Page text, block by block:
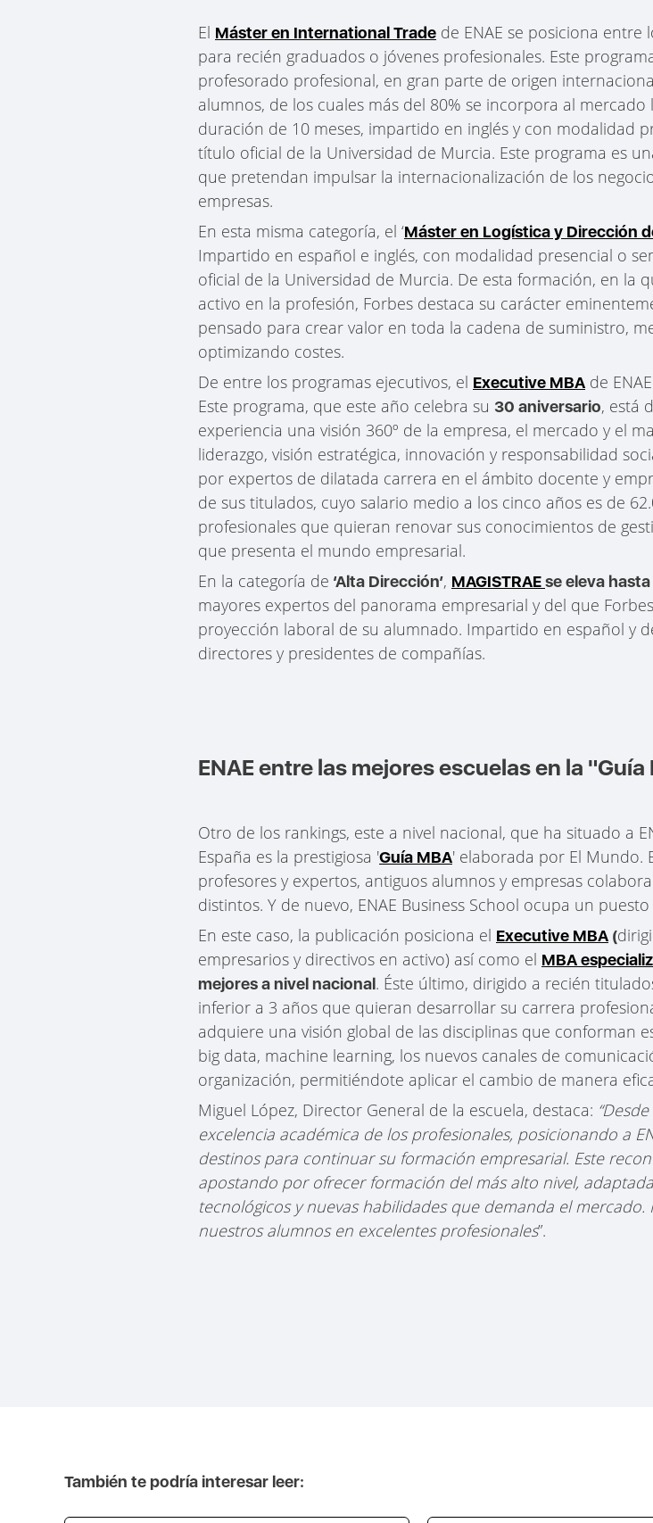
El Máster en International Trade de ENAE se posiciona entre
para recién graduados o jóvenes profesionales. Este
profesorado profesional, en gran parte de origen
alumnos, de los cuales más del 80% se incorpora al
duración de 10 meses, impartido en inglés y con modalidad
título oficial de la Universidad de Murcia. Este programa es
que pretendan impulsar la internacionalización de los
empresas.
En esta misma categoría, el ‘Máster en Logística y Dirección
Impartido en español e inglés, con modalidad presencial o
oficial de la Universidad de Murcia. De esta formación, en la
activo en la profesión, Forbes destaca su carácter
pensado para crear valor en toda la cadena de suministro,
optimizando costes.
De entre los programas ejecutivos, el Executive MBA de
Este programa, que este año celebra su 30 aniversario, está
experiencia una visión 360º de la empresa, el mercado y el
liderazgo, visión estratégica, innovación y responsabilidad
por expertos de dilatada carrera en el ámbito docente y
de sus titulados, cuyo salario medio a los cinco años es de
profesionales que quieran renovar sus conocimientos de
que presenta el mundo empresarial.
En la categoría de ‘Alta Dirección’, MAGISTRAEse eleva
mayores expertos del panorama empresarial y del que
proyección laboral de su alumnado. Impartido en español y
directores y presidentes de compañías.
ENAE entre las mejores escuelas en la
Otro de los rankings, este a nivel nacional, que ha situado a
España es la prestigiosa 'Guía MBA' elaborada por El Mundo.
profesores y expertos, antiguos alumnos y empresas
distintos. Y de nuevo, ENAE Business School ocupa un
En este caso, la publicación posiciona el Executive MBA (
empresarios y directivos en activo) así como el MBA
mejores a nivel nacional. Éste último, dirigido a recién
inferior a 3 años que quieran desarrollar su carrera
adquiere una visión global de las disciplinas que conforman
big data, machine learning, los nuevos canales de
organización, permitiéndote aplicar el cambio de manera
Miguel López, Director General de la escuela, destaca:
excelencia académica de los profesionales, posicionando a
destinos para continuar su formación empresarial. Este
apostando por ofrecer formación del más alto nivel,
tecnológicos y nuevas habilidades que demanda el
nuestros alumnos en excelentes profesionales”.
También te podría interesar leer: